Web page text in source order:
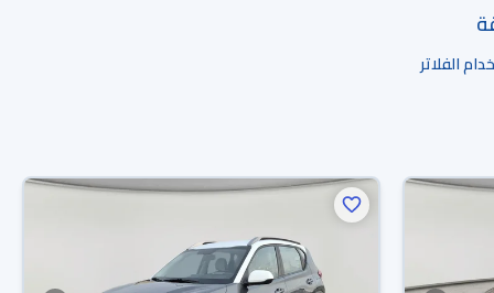
الفلاتر